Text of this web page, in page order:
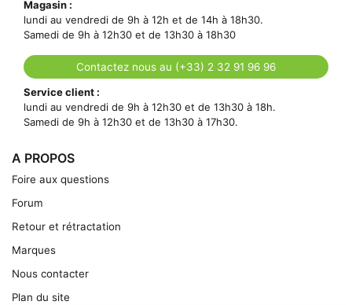
Magasin :
lundi au vendredi de 9h à 12h et de 14h à 18h30.
Samedi de 9h à 12h30 et de 13h30 à 18h30
Contactez nous au (+33) 2 32 91 96 96
Service client :
lundi au vendredi de 9h à 12h30 et de 13h30 à 18h.
Samedi de 9h à 12h30 et de 13h30 à 17h30.
A PROPOS
Foire aux questions
Forum
Retour et rétractation
Marques
Nous contacter
Plan du site